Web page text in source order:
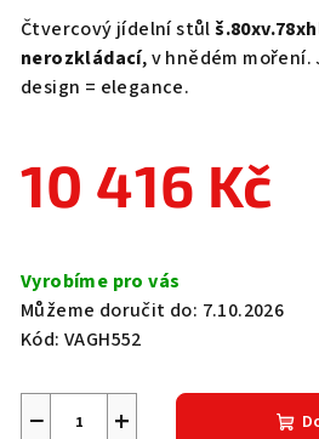
produktu
0,0
hvězdiček.
Čtvercový jídelní stůl
nerozkládací, v hnědém
design = elegance.
10 416 Kč
cena:
Vyrobíme pro vás
Můžeme doručit do: 7.10.2026
Kód: VAGH552
+
−